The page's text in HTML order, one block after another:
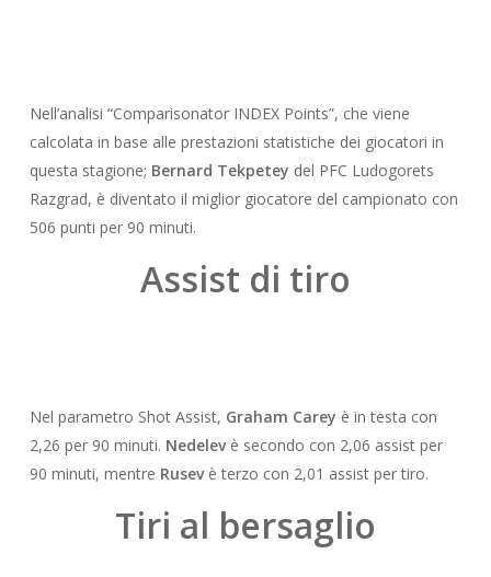
Nell’analisi “Comparisonator INDEX Points”, che viene
calcolata in base alle prestazioni statistiche dei giocatori in
questa stagione; Bernard Tekpetey del PFC Ludogorets
Razgrad, è diventato il miglior giocatore del campionato con
506 punti per 90 minuti.
Assist di tiro
Nel parametro Shot Assist, Graham Carey è in testa con
2,26 per 90 minuti. Nedelevè secondo con 2,06 assist per
90 minuti, mentre Rusevè terzo con 2,01 assist per tiro.
Tiri al bersaglio